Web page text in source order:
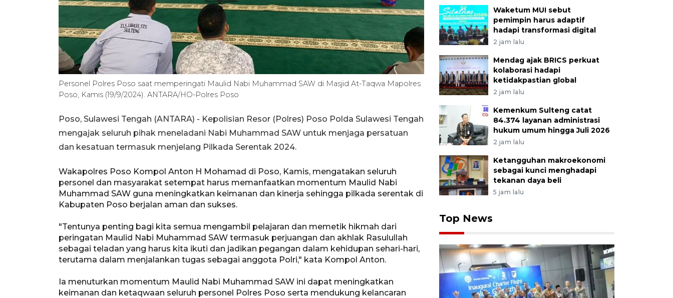
Personel Polres Poso saat memperingati Maulid Nabi Muhammad SAW di Masjid At-Taqwa Mapolres
Poso, Kamis (19/9/2024). ANTARA/HO-Polres Poso
Poso, Sulawesi Tengah (ANTARA) - Kepolisian Resor (Polres) Poso Polda Sulawesi Tengah
mengajak seluruh pihak meneladani Nabi Muhammad SAW untuk menjaga persatuan
dan kesatuan termasuk menjelang Pilkada Serentak 2024.
Wakapolres Poso Kompol Anton H Mohamad di Poso, Kamis, mengatakan seluruh
personel dan masyarakat setempat harus memanfaatkan momentum Maulid Nabi
Muhammad SAW guna meningkatkan keimanan dan kinerja sehingga pilkada serentak di
Kabupaten Poso berjalan aman dan sukses.
"Tentunya penting bagi kita semua mengambil pelajaran dan memetik hikmah dari
peringatan Maulid Nabi Muhammad SAW termasuk perjuangan dan akhlak Rasulullah
sebagai teladan yang harus kita ikuti dan jadikan pegangan dalam kehidupan sehari-hari,
terutama dalam menjalankan tugas sebagai anggota Polri," kata Kompol Anton.
Ia menuturkan momentum Maulid Nabi Muhammad SAW ini dapat meningkatkan
keimanan dan ketaqwaan seluruh personel Polres Poso serta mendukung kelancaran
Waketum MUI sebut
pemimpin harus adaptif
hadapi transformasi digital
2 jam lalu
Mendag ajak BRICS perkuat
kolaborasi hadapi
ketidakpastian global
2 jam lalu
Kemenkum Sulteng catat
84.374 layanan administrasi
hukum umum hingga Juli 2026
2 jam lalu
Ketangguhan makroekonomi
sebagai kunci menghadapi
tekanan daya beli
5 jam lalu
Top News